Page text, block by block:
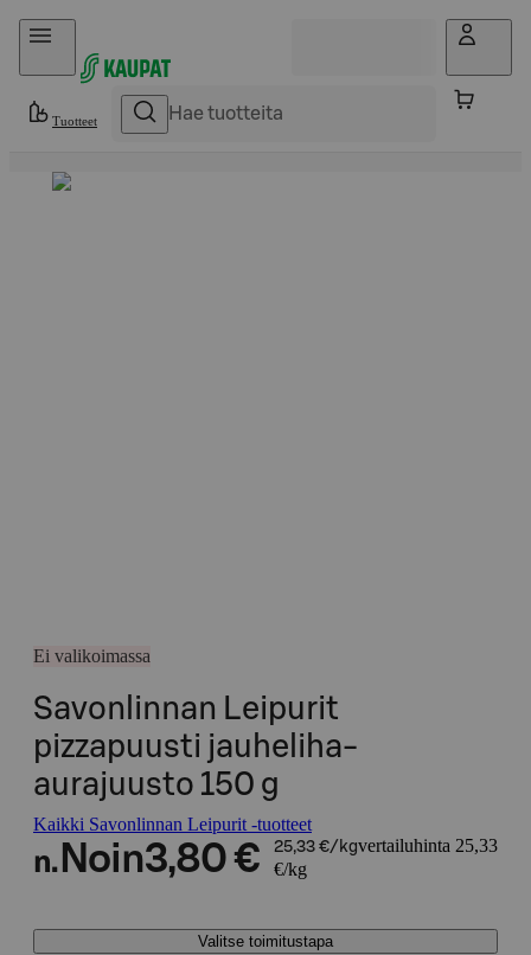
Hyppää sisältöön
Tuotteet
Ei valikoimassa
Savonlinnan Leipurit
pizzapuusti jauheliha-
aurajuusto 150 g
Kaikki Savonlinnan Leipurit -tuotteet
n. Noin3,80 € 25,33 €/kgvertailuhinta 25,33
€/kg
Valitse toimitustapa